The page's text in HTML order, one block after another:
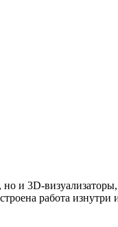
но и 3D-
работа